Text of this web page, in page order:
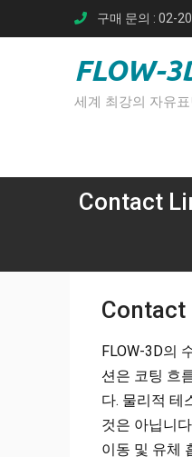
to
구매 문의 : 02-
FLOW-
세계 최강의 자유
Contact
Contact
FLOW-3D의
션은 코팅 흐
다. 물리적 테
것은 아닙니
이동 및 유체